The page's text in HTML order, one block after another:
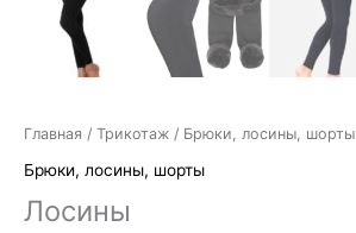
Главная / Трикотаж / Брюки, лосины, шорты
Брюки, лосины, шорты
Лосины